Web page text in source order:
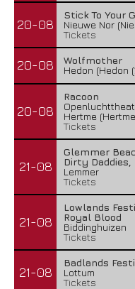
20-08
Stick To Your
Nieuwe Nor
Tickets
20-08
Wolfmother
Hedon (Hedon
20-08
Racoon
Hertme
Tickets
21-08
Glemmer
Dirty Daddies,
Lemmer
Tickets
21-08
Lowlands
Royal Blood
Biddinghuizen
Tickets
21-08
Badlands
Lottum
Tickets